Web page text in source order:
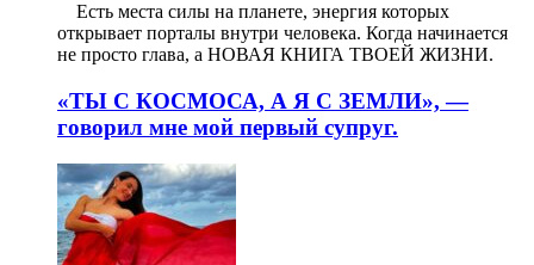
⠀ Есть места силы на планете, энергия которых
открывает порталы внутри человека. Когда начинается
не просто глава, а НОВАЯ КНИГА ТВОЕЙ ЖИЗНИ.
«ТЫ С КОСМОСА, А Я С ЗЕМЛИ», —
говорил мне мой первый супруг.